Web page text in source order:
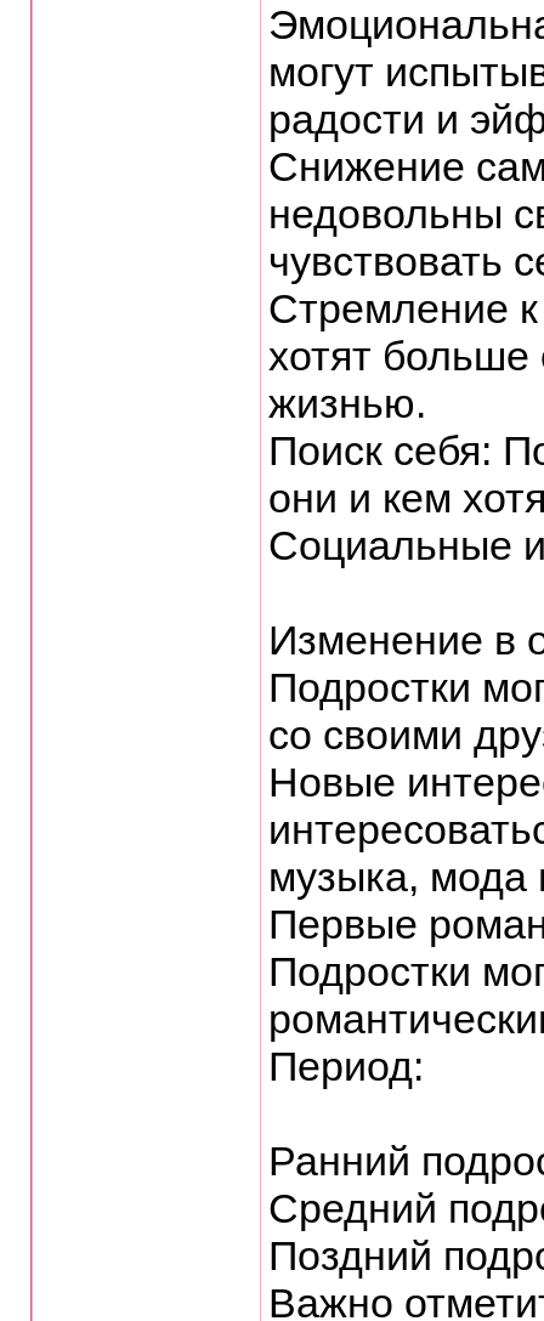
могут
радости и
Снижение
недовольны
чувствовать
Стремление
хотят больше
жизнью.
Поиск себя:
они и кем
Социальные
Изменение в
Подростки
со своими
Новые
музыка, мода
Первые
Подростки
Период:
Ранний
Средний
Поздний
Важно